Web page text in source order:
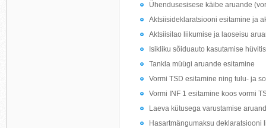
Ühendusesisese käibe aruande
Aktsiisideklaratsiooni esitamine ja
Aktsiisilao liikumise ja laoseisu
Isikliku sõiduauto kasutamise
Tankla müügi aruande esitamine
Vormi TSD esitamine ning tulu- ja
Vormi INF 1 esitamine koos vormi
Laeva kütusega varustamise
Hasartmängumaksu deklaratsiooni